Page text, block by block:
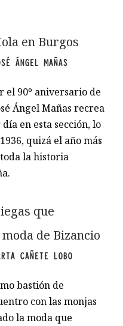
en Burgos
ÁNGEL MAÑAS
el 90º aniversario de
Ángel Mañas recrea
en esta sección, lo
quizá el año más
la historia
que
de Bizancio
CAÑETE LOBO
bastión de
con las monjas
la moda que